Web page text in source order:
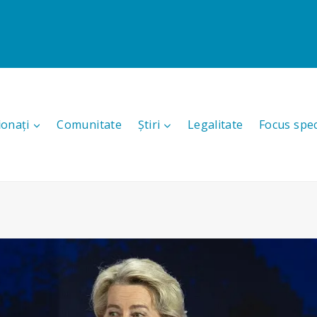
Comunitate Știri Legalitate Focus